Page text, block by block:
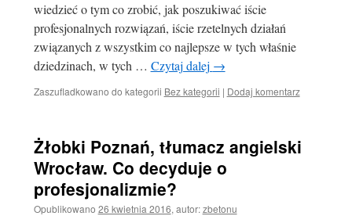
wiedzieć o tym co zrobić, jak poszukiwać iście
profesjonalnych rozwiązań, iście rzetelnych działań
związanych z wszystkim co najlepsze w tych właśnie
dziedzinach, w tych … Czytaj dalej →
Zaszufladkowano do kategorii Bez kategorii | Dodaj komentarz
Żłobki Poznań, tłumacz angielski
Wrocław. Co decyduje o
profesjonalizmie?
Opublikowano 26 kwietnia 2016, autor: zbetonu